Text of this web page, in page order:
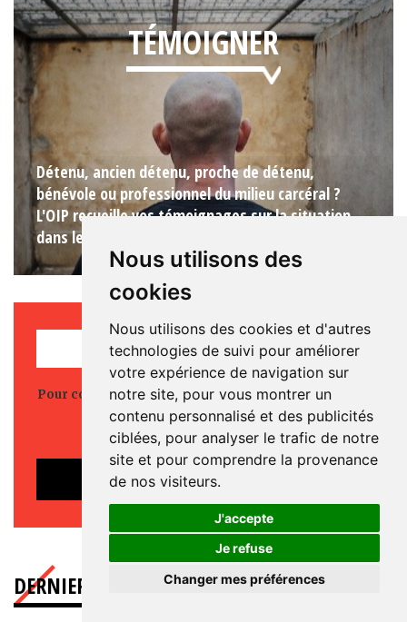
Nous utilisons des
cookies
Nous utilisons des cookies et d'autres
technologies de suivi pour améliorer
votre expérience de navigation sur
notre site, pour vous montrer un
contenu personnalisé et des publicités
ciblées, pour analyser le trafic de notre
site et pour comprendre la provenance
de nos visiteurs.
J'accepte
Je refuse
Changer mes préférences
TÉMOIGNER
Détenu, ancien détenu, proche de détenu,
bénévole ou professionnel du milieu carcéral ?
L'OIP recueille vos témoignages sur la situation
dans les prisons françaises.
REJOINDRE L'OIP
Pour continuer nos actions, votre engagement à nos
côtés est essentiel.
Rejoignez-nous.
ADHÉRER
DERNIER NUMÉRON°129